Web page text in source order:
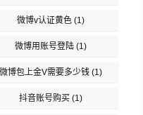
微博v认证黄色(1)
微博用账号登陆(1)
微博包上金V需要多少钱(1)
抖音账号购买(1)